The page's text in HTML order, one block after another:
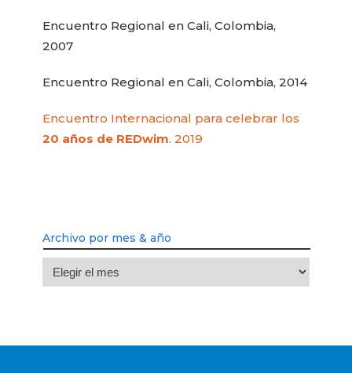
Encuentro Regional en Cali, Colombia,
2007
Encuentro Regional en Cali, Colombia, 2014
Encuentro Internacional para celebrar los
20 años de REDwim. 2019
Archivo por mes & año
Archivo
por
año